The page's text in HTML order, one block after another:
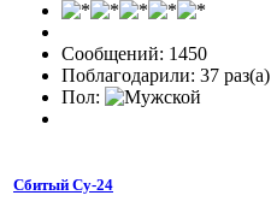
Сообщений: 1450
Поблагодарили: 37 раз(а)
Пол:
Сбитый Су-24